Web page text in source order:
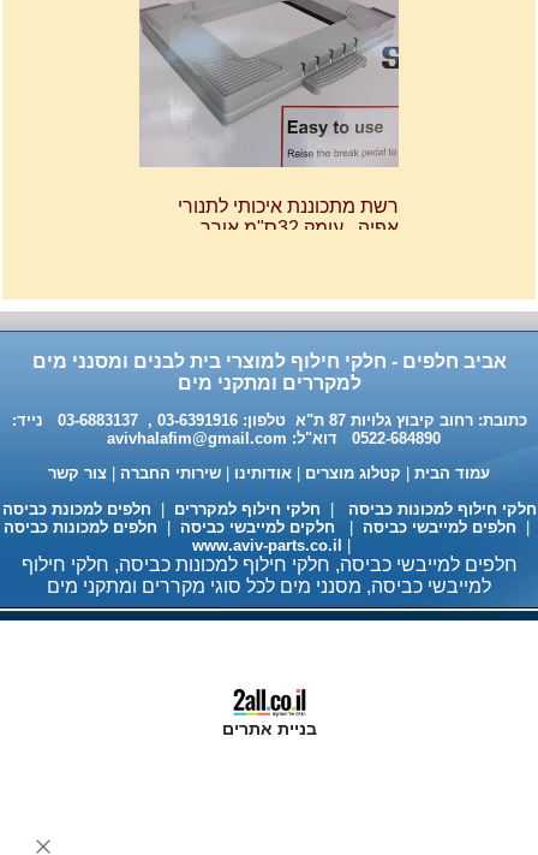
רשת מתכוננת איכותי לתנורי
אפיה , עןמק 32ס"מ אורך
חומר ניקוי גרמני למכונות כביסה
ומדיחי כלים 35שח, מקט H333
מעבה למייבשי כביסה 98 ש"ח
אביב חלפים - חלקי חילוף למוצרי בית לבנים ומסנני מים
למקררים ומתקני מים
כתובת: רחוב קיבוץ גלויות 87 ת"א טלפון: 03-6391916 , 03-6883137 נייד:
0522-684890 דוא"ל:
avivhalafim@gmail.com
עמוד הבית
קטלוג מוצרים אודותינו שירותי החברה
צור קשר
חילוף למכונות כביסה
חלקי חילוף למקררים
חלפים למכונת כביסה
חלפים למייבשי כביסה חלקים למייבשי כביסה
חלפים למכונות כביסה
www.aviv-parts.co.il
חלפים למייבשי כביסה, חלקי חילוף למכונות כביסה, חלקי חילוף
למייבשי כביסה, מסנני מים לכל סוגי מקררים ומתקני מים
בניית אתרים